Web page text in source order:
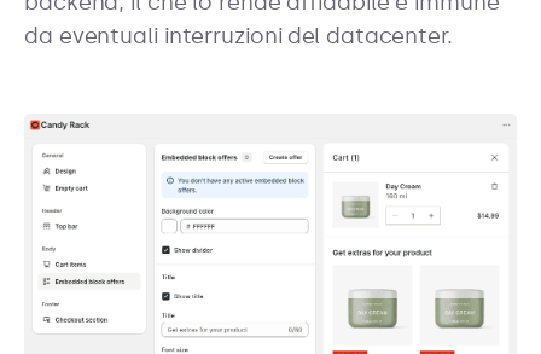
da eventuali interruzioni del datacenter.